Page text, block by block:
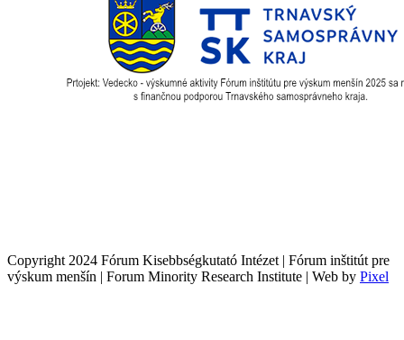
Copyright 2024 Fórum Kisebbségkutató Intézet | Fórum inštitút pre
výskum menšín | Forum Minority Research Institute | Web by Pixel